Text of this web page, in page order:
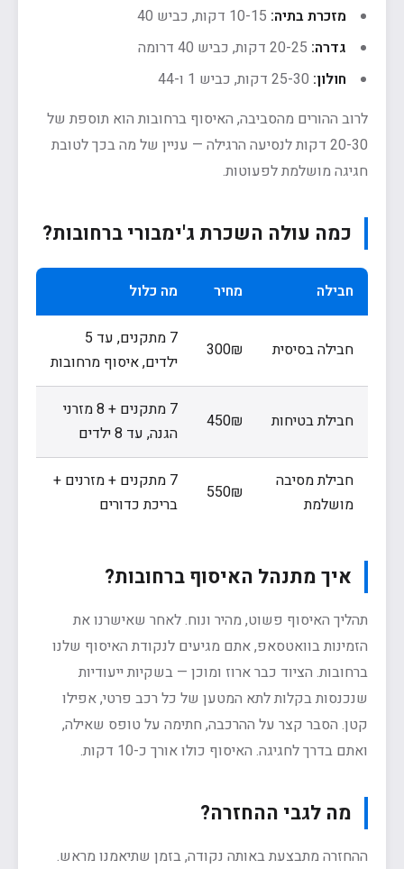
מזכרת בתיה:
גדרה:
חולון:
לרוב ההורים מהסביבה, האיסוף ברחובות הוא תוספת של
20-30 דקות לנסיעה הרגילה — עניין של מה בכך לטובת
חגיגה מושלמת לפעוטות.
כמה עולה השכרת ג'ימבורי ברחובות?
חבילה מחיר מה כלול
חבילה בסיסית 300₪
7 מתקנים, עד 5
ילדים, איסוף מרחובות
חבילת בטיחות 450₪
7 מתקנים + 8 מזרני
הגנה, עד 8 ילדים
חבילת מסיבה
מושלמת
550₪
7 מתקנים + מזרנים +
בריכת כדורים
איך מתנהל האיסוף ברחובות?
תהליך האיסוף פשוט, מהיר ונוח. לאחר שאישרנו את
הזמינות בוואטסאפ, אתם מגיעים לנקודת האיסוף שלנו
ברחובות. הציוד כבר ארוז ומוכן — בשקיות ייעודיות
שנכנסות בקלות לתא המטען של כל רכב פרטי, אפילו
קטן. הסבר קצר על ההרכבה, חתימה על טופס שאילה,
ואתם בדרך לחגיגה. האיסוף כולו אורך כ-10 דקות.
מה לגבי ההחזרה?
ההחזרה מתבצעת באותה נקודה, בזמן שתיאמנו מראש.